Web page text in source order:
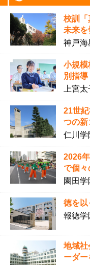
校訓「
未来を
神戸海
小規模
別指導
上宮
21世
つの新
仁川学
2026
で個々
園田
徳を以
報徳学
地域社
ーダ